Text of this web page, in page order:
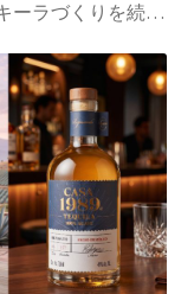
ーラづくりを続…